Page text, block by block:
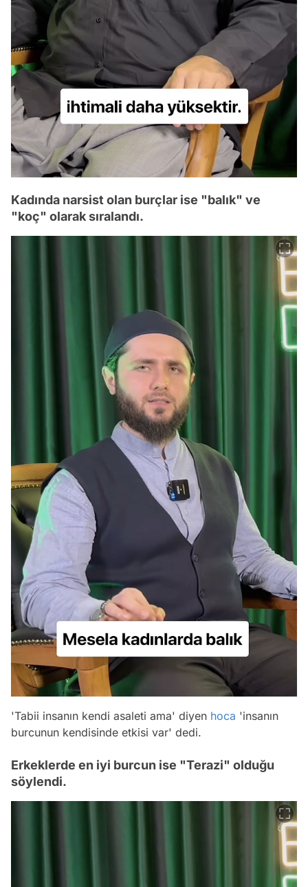
Kadında narsist olan burçlar ise "balık" ve
"koç" olarak sıralandı.
'Tabii insanın kendi asaleti ama' diyen hoca 'insanın
burcunun kendisinde etkisi var' dedi.
Erkeklerde en iyi burcun ise "Terazi" olduğu
söylendi.